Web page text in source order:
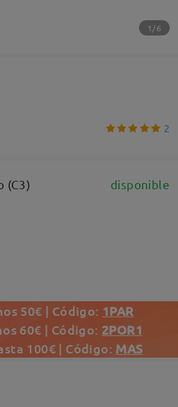
1/6
2
(C3) disponible
50€ | Código: 1PAR
60€ | Código: 2POR1
100€ | Código: MAS